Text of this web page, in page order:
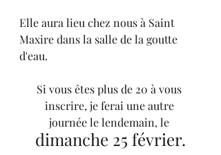
Elle aura lieu chez nous à Saint
Maxire dans la salle de la goutte
d'eau.
Si vous êtes plus de 20 à vous
inscrire, je ferai une autre
journée le lendemain, le
dimanche 25 février.